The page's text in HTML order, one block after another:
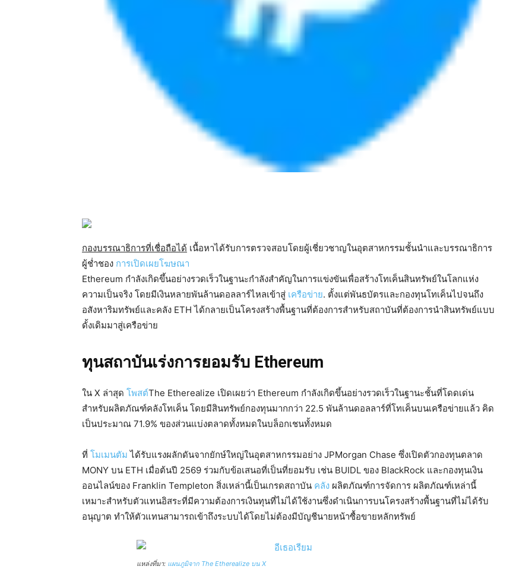
กองบรรณาธิการที่เชื่อถือได้ เนื้อหาได้รับการตรวจสอบโดยผู้เชี่ยวชาญในอุตสาหกรรมชั้นนำและบรรณาธิการ
ผู้ช่ำชอง การเปิดเผยโฆษณา
Ethereum กำลังเกิดขึ้นอย่างรวดเร็วในฐานะกำลังสำคัญในการแข่งขันเพื่อสร้างโทเค็นสินทรัพย์ในโลกแห่ง
ความเป็นจริง โดยมีเงินหลายพันล้านดอลลาร์ไหลเข้าสู่ เครือข่าย. ตั้งแต่พันธบัตรและกองทุนโทเค็นไปจนถึง
อสังหาริมทรัพย์และคลัง ETH ได้กลายเป็นโครงสร้างพื้นฐานที่ต้องการสำหรับสถาบันที่ต้องการนำสินทรัพย์แบบ
ดั้งเดิมมาสู่เครือข่าย
ทุนสถาบันเร่งการยอมรับ Ethereum
ใน X ล่าสุด โพสต์The Etherealize เปิดเผยว่า Ethereum กำลังเกิดขึ้นอย่างรวดเร็วในฐานะชั้นที่โดดเด่น
สำหรับผลิตภัณฑ์คลังโทเค็น โดยมีสินทรัพย์กองทุนมากกว่า 22.5 พันล้านดอลลาร์ที่โทเค็นบนเครือข่ายแล้ว คิด
เป็นประมาณ 71.9% ของส่วนแบ่งตลาดทั้งหมดในบล็อกเชนทั้งหมด
ที่ โมเมนตัม ได้รับแรงผลักดันจากยักษ์ใหญ่ในอุตสาหกรรมอย่าง JPMorgan Chase ซึ่งเปิดตัวกองทุนตลาด
MONY บน ETH เมื่อต้นปี 2569 ร่วมกับข้อเสนอที่เป็นที่ยอมรับ เช่น BUIDL ของ BlackRock และกองทุนเงิน
ออนไลน์ของ Franklin Templeton สิ่งเหล่านี้เป็นเกรดสถาบัน คลัง ผลิตภัณฑ์การจัดการ ผลิตภัณฑ์เหล่านี้
เหมาะสำหรับตัวแทนอิสระที่มีความต้องการเงินทุนที่ไม่ได้ใช้งานซึ่งดำเนินการบนโครงสร้างพื้นฐานที่ไม่ได้รับ
อนุญาต ทำให้ตัวแทนสามารถเข้าถึงระบบได้โดยไม่ต้องมีบัญชีนายหน้าซื้อขายหลักทรัพย์
แหล่งที่มา: แผนภูมิจาก The Etherealize บน X